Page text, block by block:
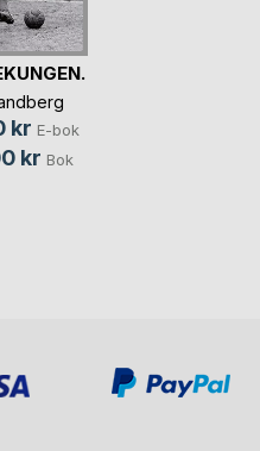
kr E-bok
kr Bok